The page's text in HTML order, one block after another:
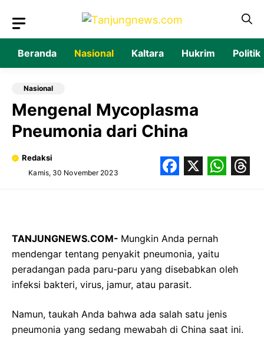
isi
Beranda Nasional Kaltara Hukrim Politik
Nasional
Mengenal Mycoplasma
Pneumonia dari China
Redaksi
Kamis, 30 November 2023
TANJUNGNEWS.COM- Mungkin Anda pernah
mendengar tentang penyakit pneumonia, yaitu
peradangan pada paru-paru yang disebabkan oleh
infeksi bakteri, virus, jamur, atau parasit.
Namun, taukah Anda bahwa ada salah satu jenis
pneumonia yang sedang mewabah di China saat ini.